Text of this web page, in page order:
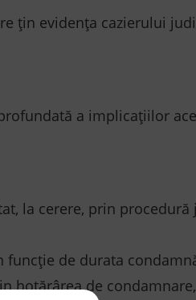
țin evidența cazierului
a implicațiilor
la cerere, prin procedură
funcție de durata
de